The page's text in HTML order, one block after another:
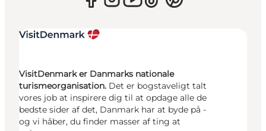
VisitDenmark er Danmarks nationale
turismeorganisation. Det er bogstaveligt talt
vores job at inspirere dig til at opdage alle de
bedste sider af det, Danmark har at byde på -
og vi håber, du finder masser af ting at